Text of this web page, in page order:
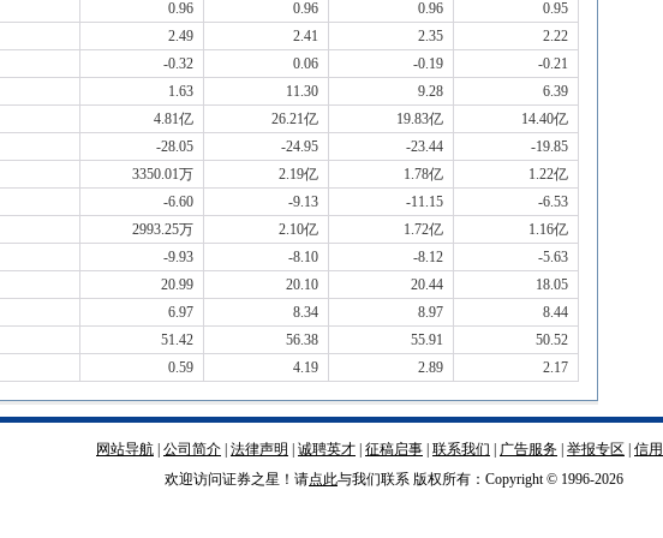
0.96 0.96 0.96
0.95
2.49 2.41 2.35
2.22
-0.32 0.06 -0.19
-0.21
1.63 11.30 9.28
6.39
4.81亿 26.21亿 19.83亿
14.40亿
-28.05 -24.95 -23.44
-19.85
3350.01万 2.19亿 1.78亿
1.22亿
-6.60 -9.13 -11.15
-6.53
2993.25万 2.10亿 1.72亿
1.16亿
-9.93 -8.10 -8.12
-5.63
20.99 20.10 20.44
18.05
6.97 8.34 8.97
8.44
51.42 56.38 55.91
50.52
0.59 4.19 2.89 2.17
网站导航 公司简介 法律声明 诚聘英才 征稿启事 联系我们 广告服务 举报专区
信
欢迎访问证券之星！请点此与我们联系 版权所有：Copyright © 1996-2026